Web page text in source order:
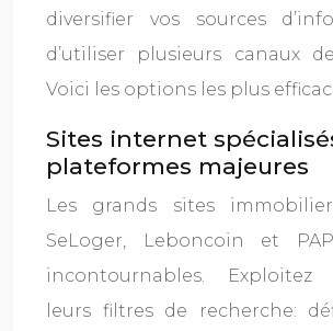
diversifier vos sources
d’utiliser plusieurs canaux
Voici les options les plus
Sites internet
plateformes majeures
Les grands sites
SeLoger, Leboncoin et
incontournables. Exploitez
leurs filtres de recherche: